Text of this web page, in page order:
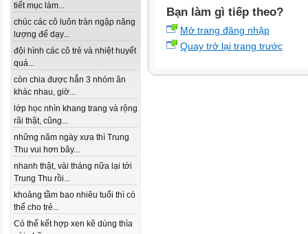
tiết mục làm...
chúc các cô luôn tràn ngập năng
lượng để dạy...
đội hình các cô trẻ và nhiệt huyết
quá...
còn chia được hẳn 3 nhóm ăn
khác nhau, giờ...
lớp học nhìn khang trang và rộng
rãi thật, cũng...
những năm ngày xưa thì Trung
Thu vui hơn bây...
nhanh thật, vài tháng nữa lại tới
Trung Thu rồi...
khoảng tầm bao nhiêu tuổi thì có
thể cho trẻ...
Có thể kết hợp xen kẽ dùng thìa
Bạn làm gì tiếp theo?
Mở trang đăng nhập
Quay trở lại trang trước